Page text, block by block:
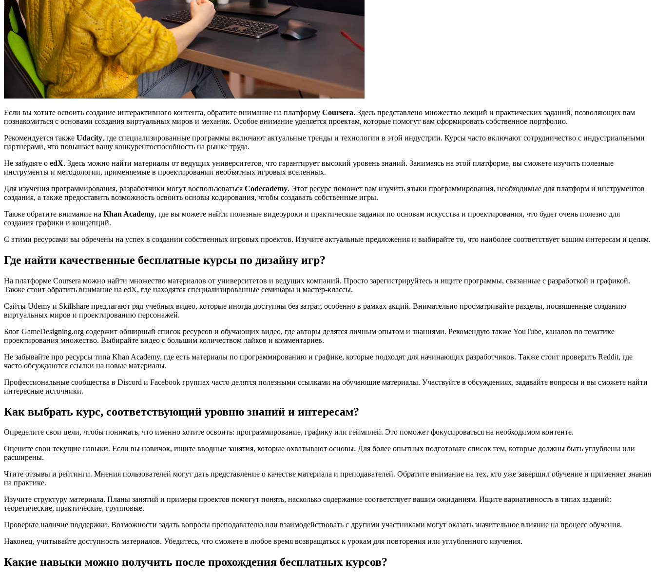
Если вы хотите освоить создание интерактивного контента, обратите внимание на платформу Coursera. Здесь представлено множество лекций и практических заданий, позволяющих вам
познакомиться с основами создания виртуальных миров и механик. Особое внимание уделяется проектам, которые помогут вам сформировать собственное портфолио.
Рекомендуется также Udacity, где специализированные программы включают актуальные тренды и технологии в этой индустрии. Курсы часто включают сотрудничество с индустриальными
партнерами, что повышает вашу конкурентоспособность на рынке труда.
Не забудьте о edX. Здесь можно найти материалы от ведущих университетов, что гарантирует высокий уровень знаний. Занимаясь на этой платформе, вы сможете изучить полезные
инструменты и методологии, применяемые в проектировании необъятных игровых вселенных.
Для изучения программирования, разработчики могут воспользоваться Codecademy. Этот ресурс поможет вам изучить языки программирования, необходимые для платформ и инструментов
создания, а также предоставить возможность освоить основы кодирования, чтобы создавать собственные игры.
Также обратите внимание на Khan Academy, где вы можете найти полезные видеоуроки и практические задания по основам искусства и проектирования, что будет очень полезно для
создания графики и концепций.
С этими ресурсами вы обречены на успех в создании собственных игровых проектов. Изучите актуальные предложения и выбирайте то, что наиболее соответствует вашим интересам и целям.
Где найти качественные бесплатные курсы по дизайну игр?
На платформе Coursera можно найти множество материалов от университетов и ведущих компаний. Просто зарегистрируйтесь и ищите программы, связанные с разработкой и графикой.
Также стоит обратить внимание на edX, где находятся специализированные семинары и мастер-классы.
Сайты Udemy и Skillshare предлагают ряд учебных видео, которые иногда доступны без затрат, особенно в рамках акций. Внимательно просматривайте разделы, посвященные созданию
виртуальных миров и проектированию персонажей.
Блог GameDesigning.org содержит обширный список ресурсов и обучающих видео, где авторы делятся личным опытом и знаниями. Рекомендую также YouTube, каналов по тематике
проектирования множество. Выбирайте видео с большим количеством лайков и комментариев.
Не забывайте про ресурсы типа Khan Academy, где есть материалы по программированию и графике, которые подходят для начинающих разработчиков. Также стоит проверить Reddit, где
часто обсуждаются ссылки на новые материалы.
Профессиональные сообщества в Discord и Facebook группах часто делятся полезными ссылками на обучающие материалы. Участвуйте в обсуждениях, задавайте вопросы и вы сможете найти
интересные источники.
Как выбрать курс, соответствующий уровню знаний и интересам?
Определите свои цели, чтобы понимать, что именно хотите освоить: программирование, графику или геймплей. Это поможет фокусироваться на необходимом контенте.
Оцените свои текущие навыки. Если вы новичок, ищите вводные занятия, которые охватывают основы. Для более опытных подготовьте список тем, которые должны быть углублены или
расширены.
Чтите отзывы и рейтинги. Мнения пользователей могут дать представление о качестве материала и преподавателей. Обратите внимание на тех, кто уже завершил обучение и применяет знания
на практике.
Изучите структуру материала. Планы занятий и примеры проектов помогут понять, насколько содержание соответствует вашим ожиданиям. Ищите вариативность в типах заданий:
теоретические, практические, групповые.
Проверьте наличие поддержки. Возможности задать вопросы преподавателю или взаимодействовать с другими участниками могут оказать значительное влияние на процесс обучения.
Наконец, учитывайте доступность материалов. Убедитесь, что сможете в любое время возвращаться к урокам для повторения или углубленного изучения.
Какие навыки можно получить после прохождения бесплатных курсов?